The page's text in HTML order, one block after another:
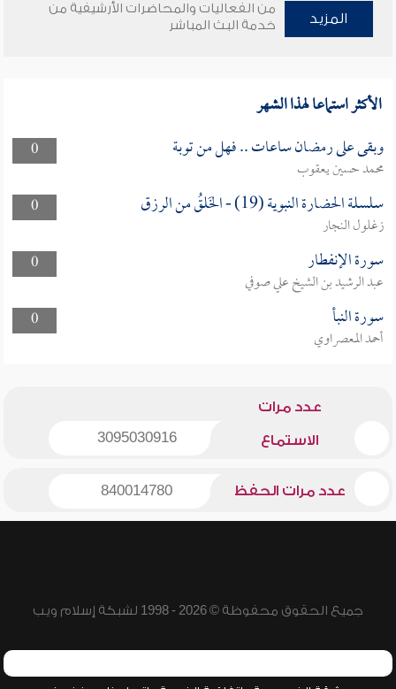
المزيد
من الفعاليات والمحاضرات الأرشيفية من
خدمة البث المباشر
الأكثر استماعا لهذا الشهر
0 وبقى على رمضان ساعات .. فهل من توبة
محمد حسين يعقوب
0
سلسلة الحضارة النبوية (19) - الخَلقُ من الرزق
زغلول النجار
0
سورة الإنفطار
عبد الرشيد بن الشيخ علي صوفي
0
سورة النبأ
أحمد المعصراوي
عدد مرات
الاستماع 3095030916
عدد مرات الحفظ 840014780
جميع الحقوق محفوظة © 2026 - 1998 لشبكة إسلام ويب